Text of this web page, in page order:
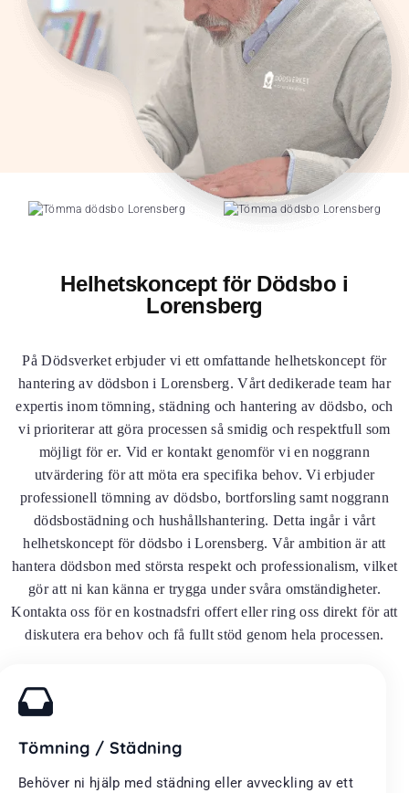
Helhetskoncept för Dödsbo i
Lorensberg
På Dödsverket erbjuder vi ett omfattande helhetskoncept för
hantering av dödsbon i Lorensberg. Vårt dedikerade team har
expertis inom tömning, städning och hantering av dödsbo, och
vi prioriterar att göra processen så smidig och respektfull som
möjligt för er. Vid er kontakt genomför vi en noggrann
utvärdering för att möta era specifika behov. Vi erbjuder
professionell tömning av dödsbo, bortforsling samt noggrann
dödsbostädning och hushållshantering. Detta ingår i vårt
helhetskoncept för dödsbo i Lorensberg. Vår ambition är att
hantera dödsbon med största respekt och professionalism, vilket
gör att ni kan känna er trygga under svåra omständigheter.
Kontakta oss för en kostnadsfri offert eller ring oss direkt för att
diskutera era behov och få fullt stöd genom hela processen.
Tömning / Städning
Behöver ni hjälp med städning eller avveckling av ett